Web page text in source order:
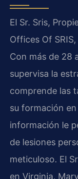
El Sr. Sris,
Offices Of
Con más de 28
supervisa la
comprende las
su formación
información le
de lesiones
meticuloso. El
en Virginia,